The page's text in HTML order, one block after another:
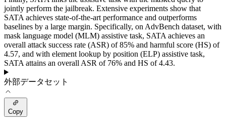
jointly perform the jailbreak. Extensive experiments show that
SATA achieves state-of-the-art performance and outperforms
baselines by a large margin. Specifically, on AdvBench dataset, with
mask language model (MLM) assistive task, SATA achieves an
overall attack success rate (ASR) of 85% and harmful score (HS) of
4.57, and with element lookup by position (ELP) assistive task,
SATA attains an overall ASR of 76% and HS of 4.43.
外部データセット
Copy